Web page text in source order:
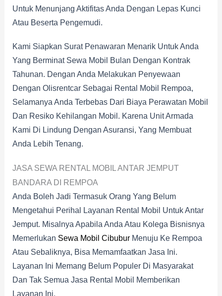
Untuk Menunjang Aktifitas Anda Dengan Lepas Kunci
Atau Beserta Pengemudi.
Kami Siapkan Surat Penawaran Menarik Untuk Anda
Yang Berminat Sewa Mobil Bulan Dengan Kontrak
Tahunan. Dengan Anda Melakukan Penyewaan
Dengan Olisrentcar Sebagai Rental Mobil Rempoa,
Selamanya Anda Terbebas Dari Biaya Perawatan Mobil
Dan Resiko Kehilangan Mobil. Karena Unit Armada
Kami Di Lindung Dengan Asuransi, Yang Membuat
Anda Lebih Tenang.
JASA SEWA RENTAL MOBIL ANTAR JEMPUT
BANDARA DI REMPOA
Anda Boleh Jadi Termasuk Orang Yang Belum
Mengetahui Perihal Layanan Rental Mobil Untuk Antar
Jemput. Misalnya Apabila Anda Atau Kolega Bisnisnya
Memerlukan Sewa Mobil CibuburMenuju Ke Rempoa
Atau Sebaliknya, Bisa Memamfaatkan Jasa Ini.
Layanan Ini Memang Belum Populer Di Masyarakat
Dan Tak Semua Jasa Rental Mobil Memberikan
Layanan Ini.